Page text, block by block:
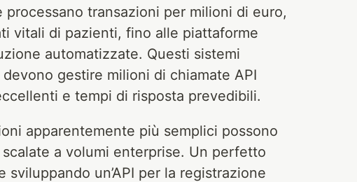
transazioni per milioni di euro,
vitali di pazienti, fino alle piattaforme
automatizzate. Questi sistemi
gestire milioni di chiamate API
e tempi di risposta prevedibili.
apparentemente più semplici possono
a volumi enterprise. Un perfetto
un’API per la registrazione